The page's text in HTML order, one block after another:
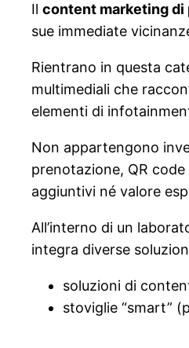
Il content marketing di
sue immediate
Rientrano in questa
multimediali che
elementi di
Non appartengono
prenotazione, QR
aggiuntivi né valore
All’interno di un
integra diverse
soluzioni di
stoviglie “smart”